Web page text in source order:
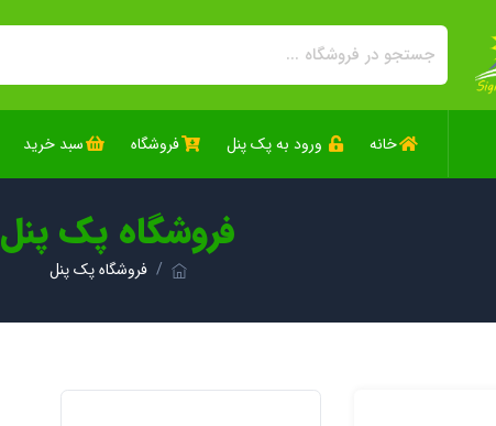
خانه ورود به پک پنل فروشگاه سبد خرید
فروشگاه پک پنل
فروشگاه پک پنل